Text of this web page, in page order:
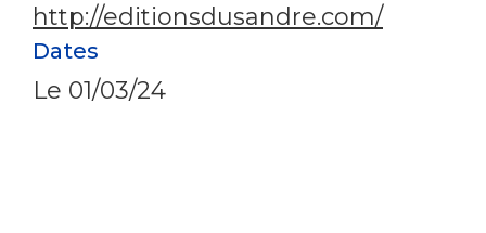
http://editionsdusandre.com/
Dates
Le 01/03/24